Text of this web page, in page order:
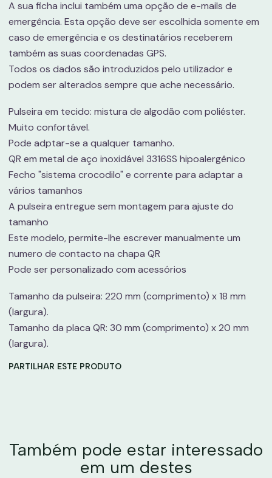
A sua ficha inclui também uma opção de e-mails de
emergência. Esta opção deve ser escolhida somente em
caso de emergência e os destinatários receberem
também as suas coordenadas GPS.
Todos os dados são introduzidos pelo utilizador e
podem ser alterados sempre que ache necessário.
Pulseira em tecido: mistura de algodão com poliéster.
Muito confortável.
Pode adptar-se a qualquer tamanho.
QR em metal de aço inoxidável 3316SS hipoalergênico
Fecho "sistema crocodilo" e corrente para adaptar a
vários tamanhos
A pulseira entregue sem montagem para ajuste do
tamanho
Este modelo, permite-lhe escrever manualmente um
numero de contacto na chapa QR
Pode ser personalizado com acessórios
Tamanho da pulseira: 220 mm (comprimento) x 18 mm
(largura).
Tamanho da placa QR: 30 mm (comprimento) x 20 mm
(largura).
PARTILHAR ESTE PRODUTO
Também pode estar interessado
em um destes